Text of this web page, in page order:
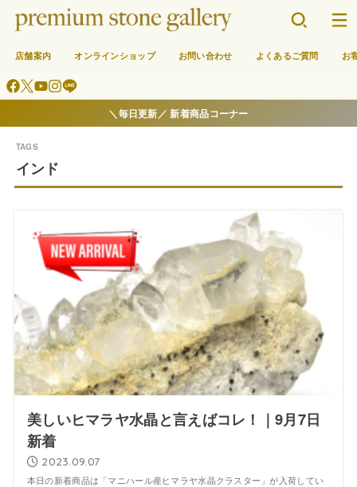
店舗案内 オンラインショップ お問い合わせ よくあるご質問 お
＼毎日更新／ 新着商品コーナー
インド
美しいヒマラヤ水晶と言えばコレ！｜9月7日
新着
2023.09.07
本日の新着商品は「マニハール産ヒマラヤ水晶クラスター」が入荷してい